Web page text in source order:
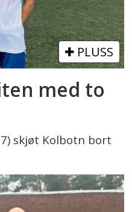
PLUSS
med to
skjøt Kolbotn bort